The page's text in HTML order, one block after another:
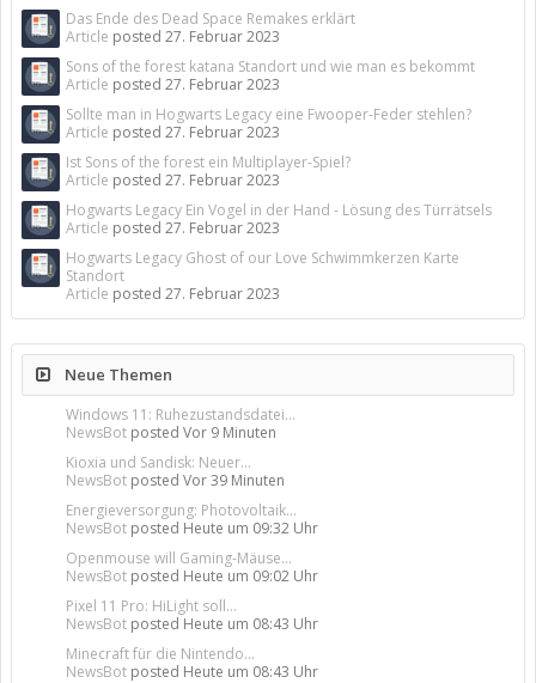
Das Ende des Dead Space Remakes erklärt
Article posted 27. Februar 2023
Sons of the forest katana Standort und wie man es bekommt
Article posted 27. Februar 2023
Sollte man in Hogwarts Legacy eine Fwooper-Feder stehlen?
Article posted 27. Februar 2023
Ist Sons of the forest ein Multiplayer-Spiel?
Article posted 27. Februar 2023
Hogwarts Legacy Ein Vogel in der Hand - Lösung des Türrätsels
Article posted 27. Februar 2023
Hogwarts Legacy Ghost of our Love Schwimmkerzen Karte
Standort
Article posted 27. Februar 2023
Neue Themen
Windows 11: Ruhezustandsdatei...
NewsBot posted Vor 9 Minuten
Kioxia und Sandisk: Neuer...
NewsBot posted Vor 39 Minuten
Energieversorgung: Photovoltaik...
NewsBot posted Heute um 09:32 Uhr
Openmouse will Gaming-Mäuse...
NewsBot posted Heute um 09:02 Uhr
Pixel 11 Pro: HiLight soll...
NewsBot posted Heute um 08:43 Uhr
Minecraft für die Nintendo...
NewsBot posted Heute um 08:43 Uhr